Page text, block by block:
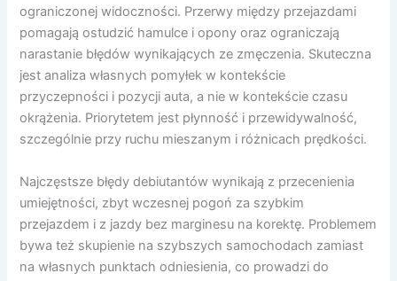
ograniczonej widoczności. Przerwy między przejazdami
pomagają ostudzić hamulce i opony oraz ograniczają
narastanie błędów wynikających ze zmęczenia. Skuteczna
jest analiza własnych pomyłek w kontekście
przyczepności i pozycji auta, a nie w kontekście czasu
okrążenia. Priorytetem jest płynność i przewidywalność,
szczególnie przy ruchu mieszanym i różnicach prędkości.
Najczęstsze błędy debiutantów wynikają z przecenienia
umiejętności, zbyt wczesnej pogoń za szybkim
przejazdem i z jazdy bez marginesu na korektę. Problemem
bywa też skupienie na szybszych samochodach zamiast
na własnych punktach odniesienia, co prowadzi do